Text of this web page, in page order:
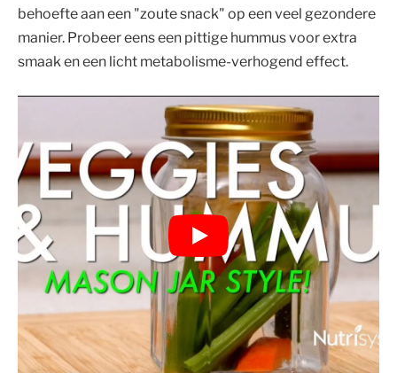
behoefte aan een "zoute snack" op een veel gezondere
manier. Probeer eens een pittige hummus voor extra
smaak en een licht metabolisme-verhogend effect.